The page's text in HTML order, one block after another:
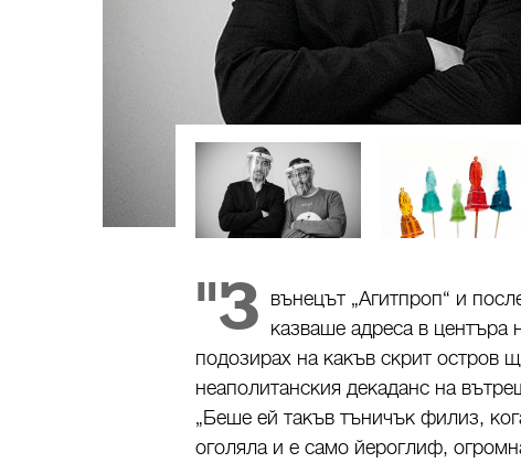
"З вънецът „Агитпроп“ и
казваше адреса в
подозирах на какъв скрит остров
неаполитанския декаданс на
„Беше ей такъв тъничък филиз,
оголяла и е само йероглиф,